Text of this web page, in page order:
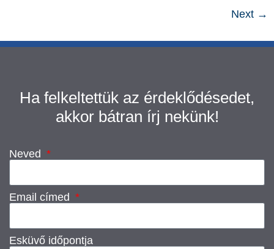
Next →
Ha felkeltettük az érdeklődésedet,
akkor bátran írj nekünk!
Neved
Email címed
Esküvő időpontja